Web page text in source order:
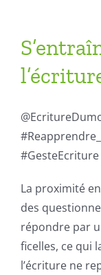
La proximité
des
répondre par
ficelles, ce qui
l’écriture ne